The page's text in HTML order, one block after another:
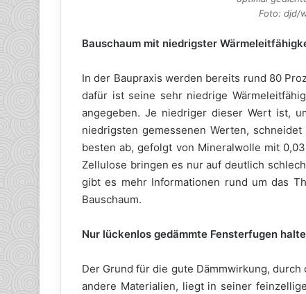
Foto: djd/
Bauschaum mit niedrigster
In der Baupraxis werden bereits rund 80
dafür ist seine sehr niedrige
angegeben. Je niedriger dieser Wert ist,
niedrigsten gemessenen Werten,
besten ab, gefolgt von Mineralwolle mit
Zellulose bringen es nur auf deutlich
gibt es mehr Informationen rund um das
Bauschaum.
Nur lückenlos gedämmte Fensterfugen
Der Grund für die gute Dämmwirkung,
andere Materialien, liegt in seiner